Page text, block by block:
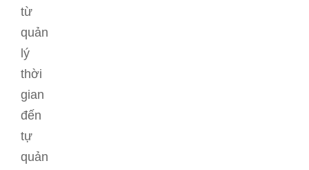
từ
quản
lý
thời
gian
đến
tự
quản